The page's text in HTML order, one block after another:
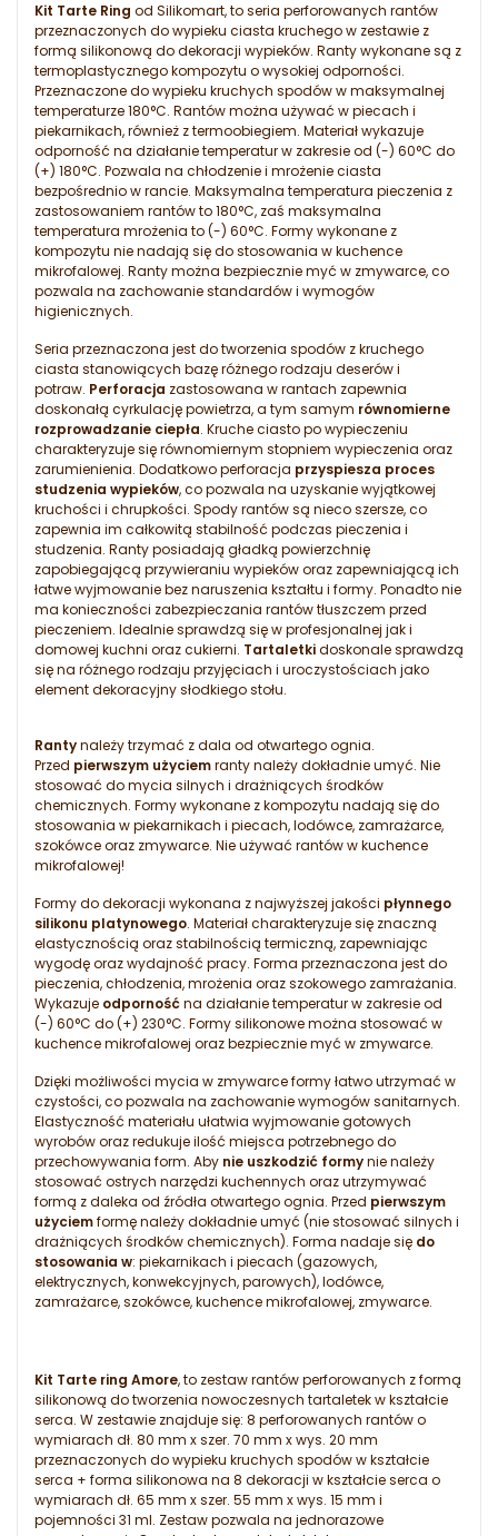
Kit Tarte Ring od Silikomart, to seria perforowanych rantów
przeznaczonych do wypieku ciasta kruchego w zestawie z
formą silikonową do dekoracji wypieków. Ranty wykonane są z
termoplastycznego kompozytu o wysokiej odporności.
Przeznaczone do wypieku kruchych spodów w maksymalnej
temperaturze 180°C. Rantów można używać w piecach i
piekarnikach, również z termoobiegiem. Materiał wykazuje
odporność na działanie temperatur w zakresie od (-) 60°C do
(+) 180°C. Pozwala na chłodzenie i mrożenie ciasta
bezpośrednio w rancie. Maksymalna temperatura pieczenia z
zastosowaniem rantów to 180°C, zaś maksymalna
temperatura mrożenia to (-) 60°C. Formy wykonane z
kompozytu nie nadają się do stosowania w kuchence
mikrofalowej. Ranty można bezpiecznie myć w zmywarce, co
pozwala na zachowanie standardów i wymogów
higienicznych.
Seria przeznaczona jest do tworzenia spodów z kruchego
ciasta stanowiących bazę różnego rodzaju deserów i
potraw. Perforacja zastosowana w rantach zapewnia
doskonałą cyrkulację powietrza, a tym samym równomierne
rozprowadzanie ciepła. Kruche ciasto po wypieczeniu
charakteryzuje się równomiernym stopniem wypieczenia oraz
zarumienienia. Dodatkowo perforacja przyspiesza proces
studzenia wypieków, co pozwala na uzyskanie wyjątkowej
kruchości i chrupkości. Spody rantów są nieco szersze, co
zapewnia im całkowitą stabilność podczas pieczenia i
studzenia. Ranty posiadają gładką powierzchnię
zapobiegającą przywieraniu wypieków oraz zapewniającą ich
łatwe wyjmowanie bez naruszenia kształtu i formy. Ponadto nie
ma konieczności zabezpieczania rantów tłuszczem przed
pieczeniem. Idealnie sprawdzą się w profesjonalnej jak i
domowej kuchni oraz cukierni. Tartaletkidoskonale sprawdzą
się na różnego rodzaju przyjęciach i uroczystościach jako
element dekoracyjny słodkiego stołu.
Rantynależy trzymać z dala od otwartego ognia.
Przed pierwszym użyciemranty należy dokładnie umyć. Nie
stosować do mycia silnych i drażniących środków
chemicznych. Formy wykonane z kompozytu nadają się do
stosowania w piekarnikach i piecach, lodówce, zamrażarce,
szokówce oraz zmywarce. Nie używać rantów w kuchence
mikrofalowej!
Formy do dekoracji wykonana z najwyższej jakości płynnego
silikonu platynowego. Materiał charakteryzuje się znaczną
elastycznością oraz stabilnością termiczną, zapewniając
wygodę oraz wydajność pracy. Forma przeznaczona jest do
pieczenia, chłodzenia, mrożenia oraz szokowego zamrażania.
Wykazuje odpornośćna działanie temperatur w zakresie od
(-) 60°C do (+) 230°C. Formy silikonowe można stosować w
kuchence mikrofalowej oraz bezpiecznie myć w zmywarce.
Dzięki możliwości mycia w zmywarce formy łatwo utrzymać w
czystości, co pozwala na zachowanie wymogów sanitarnych.
Elastyczność materiału ułatwia wyjmowanie gotowych
wyrobów oraz redukuje ilość miejsca potrzebnego do
przechowywania form. Aby nie uszkodzić formynie należy
stosować ostrych narzędzi kuchennych oraz utrzymywać
formą z daleka od źródła otwartego ognia. Przed pierwszym
użyciemformę należy dokładnie umyć (nie stosować silnych i
drażniących środków chemicznych). Forma nadaje się do
stosowania w: piekarnikach i piecach (gazowych,
elektrycznych, konwekcyjnych, parowych), lodówce,
zamrażarce, szokówce, kuchence mikrofalowej, zmywarce.
Kit Tarte ring Amore, to zestaw rantów perforowanych z formą
silikonową do tworzenia nowoczesnych tartaletek w kształcie
serca. W zestawie znajduje się: 8 perforowanych rantów o
wymiarach dł. 80 mm x szer. 70 mm x wys. 20 mm
przeznaczonych do wypieku kruchych spodów w kształcie
serca + forma silikonowa na 8 dekoracji w kształcie serca o
wymiarach dł. 65 mm x szer. 55 mm x wys. 15 mm i
pojemności 31 ml. Zestaw pozwala na jednorazowe